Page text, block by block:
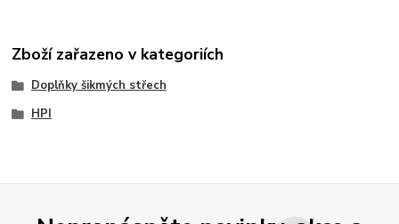
Zboží zařazeno v kategoriích
Doplňky šikmých střech
HPI